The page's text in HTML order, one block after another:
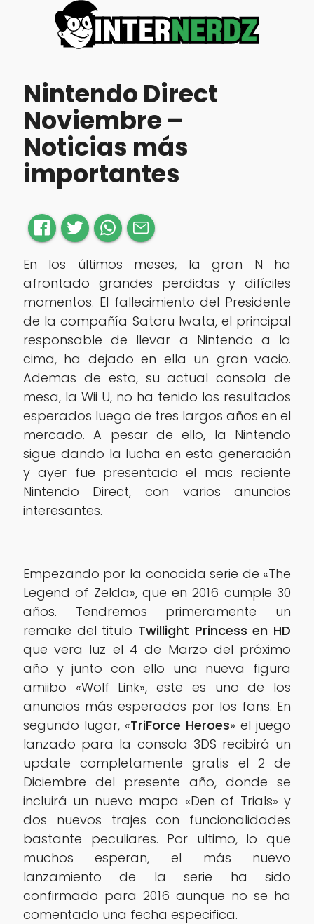
Nintendo Direct
Noviembre –
Noticias más
importantes
En los últimos meses, la gran N ha
afrontado grandes perdidas y difíciles
momentos. El fallecimiento del Presidente
de la compañía Satoru Iwata, el principal
responsable de llevar a Nintendo a la
cima, ha dejado en ella un gran vacio.
Ademas de esto, su actual consola de
mesa, la Wii U, no ha tenido los resultados
esperados luego de tres largos años en el
mercado. A pesar de ello, la Nintendo
sigue dando la lucha en esta generación
y ayer fue presentado el mas reciente
Nintendo Direct, con varios anuncios
interesantes.
Empezando por la conocida serie de «The
Legend of Zelda», que en 2016 cumple 30
años. Tendremos primeramente un
remake del titulo Twillight Princess en HD
que vera luz el 4 de Marzo del próximo
año y junto con ello una nueva figura
amiibo «Wolf Link», este es uno de los
anuncios más esperados por los fans. En
segundo lugar, «TriForce Heroes» el juego
lanzado para la consola 3DS recibirá un
update completamente gratis el 2 de
Diciembre del presente año, donde se
incluirá un nuevo mapa «Den of Trials» y
dos nuevos trajes con funcionalidades
bastante peculiares. Por ultimo, lo que
muchos esperan, el más nuevo
lanzamiento de la serie ha sido
confirmado para 2016 aunque no se ha
comentado una fecha especifica.